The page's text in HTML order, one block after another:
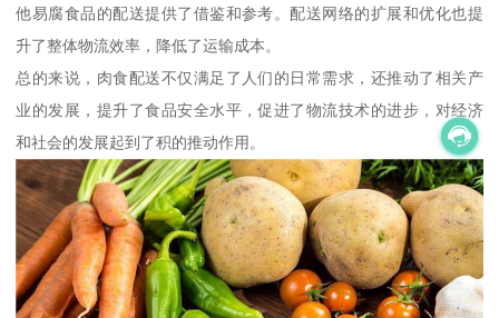
他易腐食品的配送提供了借鉴和参考。配送网络的扩展和优化也提
升了整体物流效率，降低了运输成本。
总的来说，肉食配送不仅满足了人们的日常需求，还推动了相关产
业的发展，提升了食品安全水平，促进了物流技术的进步，对经济
和社会的发展起到了积的推动作用。